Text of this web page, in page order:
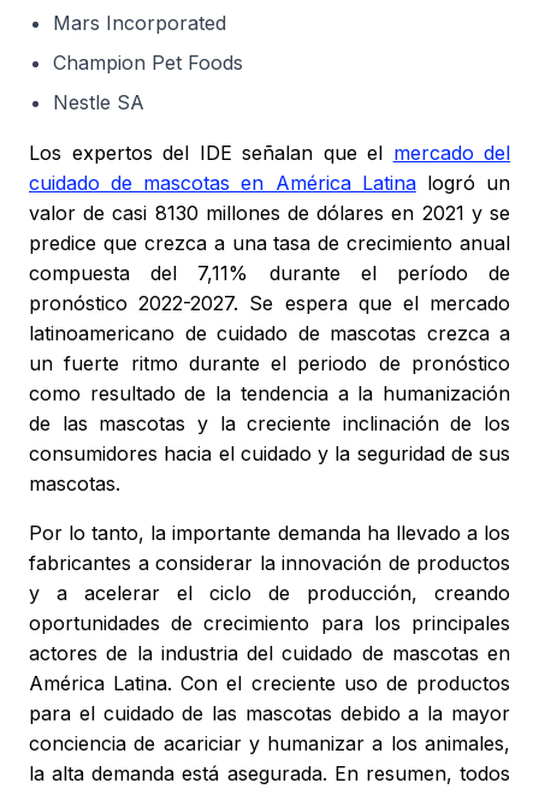
Mars Incorporated
Champion Pet Foods
Nestle SA
Los expertos del IDE señalan que el mercado del
cuidado de mascotas en América Latinalogró un
valor de casi 8130 millones de dólares en 2021 y se
predice que crezca a una tasa de crecimiento anual
compuesta del 7,11% durante el período de
pronóstico 2022-2027. Se espera que el mercado
latinoamericano de cuidado de mascotas crezca a
un fuerte ritmo durante el periodo de pronóstico
como resultado de la tendencia a la humanización
de las mascotas y la creciente inclinación de los
consumidores hacia el cuidado y la seguridad de sus
mascotas.
Por lo tanto, la importante demanda ha llevado a los
fabricantes a considerar la innovación de productos
y a acelerar el ciclo de producción, creando
oportunidades de crecimiento para los principales
actores de la industria del cuidado de mascotas en
América Latina. Con el creciente uso de productos
para el cuidado de las mascotas debido a la mayor
conciencia de acariciar y humanizar a los animales,
la alta demanda está asegurada. En resumen, todos